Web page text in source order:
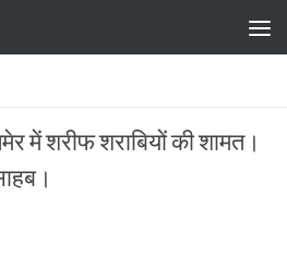
में शरीफ शराबियों की शामत।